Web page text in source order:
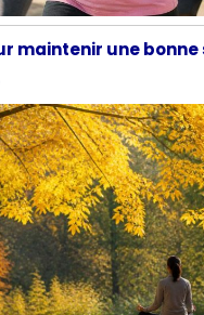
maintenir une